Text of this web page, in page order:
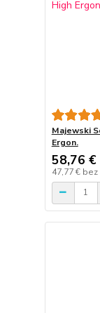
Majewski
Ergon.
58,76 €
47,77 € bez